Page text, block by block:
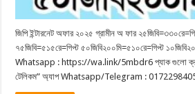
জিপি ইন্টারনেট অফার ২০২৫ গ্রামীন অ ফার
৭৫জিবি=৫১৫রে=গিপ্ট ৫০জিবি২০০মি=৫১০রে=গিপ্ট
Whatsapp : https://wa.link/5mbdr6 প্যাক গুলো
টেলিকম” অ্যাপ Whatsapp/Telegram :